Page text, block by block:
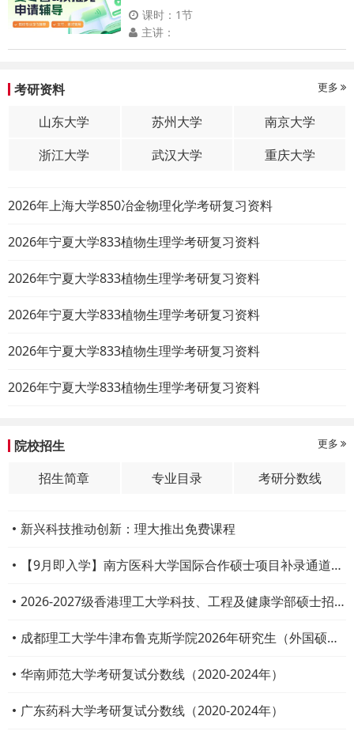
课时：1节
主讲：
考研资料 更多
山东大学 苏州大学
南京大学
浙江大学
武汉大学 重庆大学
2026年上海大学850冶金物理化学考研复习资料
2026年宁夏大学833植物生理学考研复习资料
2026年宁夏大学833植物生理学考研复习资料
2026年宁夏大学833植物生理学考研复习资料
2026年宁夏大学833植物生理学考研复习资料
2026年宁夏大学833植物生理学考研复习资料
院校招生 更多
招生简章 专业目录 考研分数线
新兴科技推动创新：理大推出免费课程
【9月即入学】南方医科大学国际合作硕士项目补录通道开启
2026-2027级香港理工大学科技、工程及健康学部硕士招生
成都理工大学牛津布鲁克斯学院2026年研究生（外国硕士学位）招生启动
华南师范大学考研复试分数线（2020-2024年）
广东药科大学考研复试分数线（2020-2024年）